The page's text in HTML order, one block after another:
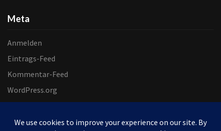
Meta
Anmelden
Eintrags-Feed
Kommentar-Feed
WordPress.org